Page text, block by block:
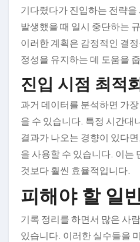
기다렸다가 진입하는 전략
발생했을 때 일시 중단하는
이러한 계획은 감정적인 결
정성을 유지하는 데 도움을
진입 시점 최적
과거 데이터를 분석하면 가
을 수 있습니다. 특정 시간대
결과가 나오는 경향이 있다
을 사용할 수 있습니다. 이는
것보다 훨씬 효율적입니다.
피해야 할 일
기록 정리를 하면서 많은 사
있습니다. 이러한 실수들을